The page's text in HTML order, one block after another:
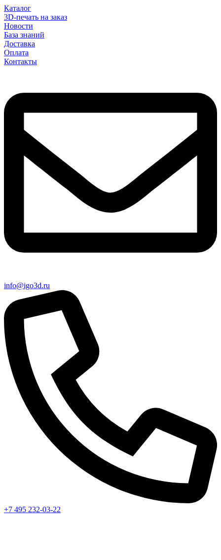
Каталог
3D-печать на заказ
Новости
База знаний
Доставка
Оплата
Контакты
info@igo3d.ru
+7 495 232-03-22